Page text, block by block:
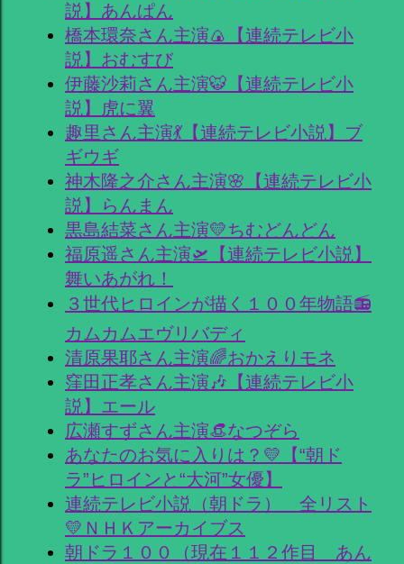
説】あんぱん
橋本環奈さん主演🍙【連続テレビ小
説】おむすび
伊藤沙莉さん主演🐯【連続テレビ小
説】虎に翼
趣里さん主演💃【連続テレビ小説】ブ
ギウギ
神木隆之介さん主演🌸【連続テレビ小
説】らんまん
黒島結菜さん主演💛ちむどんどん
福原遥さん主演🛫【連続テレビ小説】
舞いあがれ！
３世代ヒロインが描く１００年物語📻
カムカムエヴリバディ
清原果耶さん主演🌈おかえりモネ
窪田正孝さん主演🎶【連続テレビ小
説】エール
広瀬すずさん主演👒なつぞら
あなたのお気に入りは？💛【“朝ド
ラ”ヒロインと“大河”女優】
連続テレビ小説（朝ドラ） 全リスト
💛ＮＨＫアーカイブス
朝ドラ１００（現在１１２作目 あん